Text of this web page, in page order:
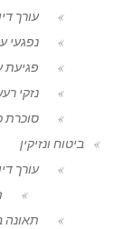
עורך
נפגעי
פגיעת
נזקי
סוכרת
ביטוח ונזיקין
עורך
תאונה